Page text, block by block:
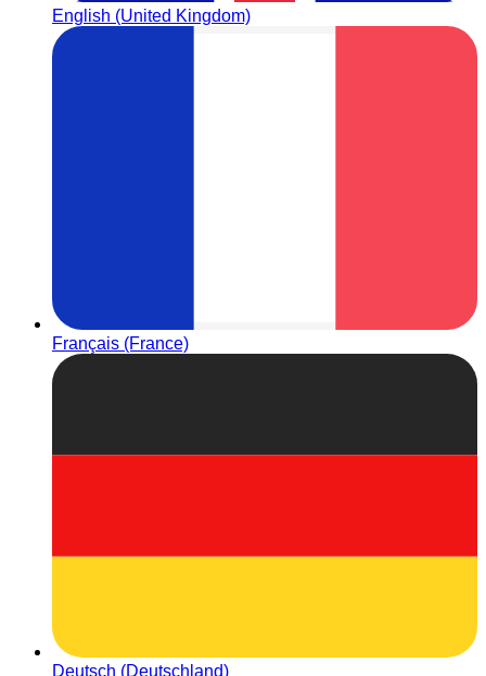
English (United Kingdom)
Français (France)
Deutsch (Deutschland)